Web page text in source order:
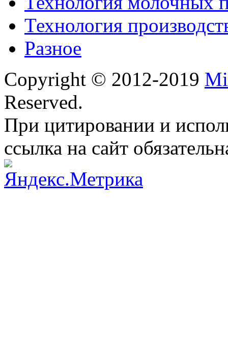
Технология
Разное
Copyright © 2012-2019
Reserved.
При цитировании и
ссылка на сайт